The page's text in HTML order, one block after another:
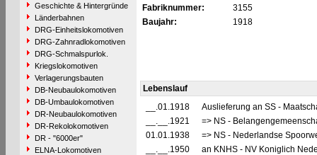
Geschichte & Hintergründe
Länderbahnen
DRG-Einheitslokomotiven
DRG-Zahnradlokomotiven
DRG-Schmalspurlok.
Kriegslokomotiven
Verlagerungsbauten
DB-Neubaulokomotiven
DB-Umbaulokomotiven
DR-Neubaulokomotiven
DR-Rekolokomotiven
DR - "6000er"
ELNA-Lokomotiven
Fabriknummer:
3155
Baujahr:
1918
Lebenslauf
__.01.1918
Auslieferung an SS -
__.__.1921
=> NS -
01.01.1938
=> NS - Nederlandse
__.__.1950
an KNHS - NV Koniglich